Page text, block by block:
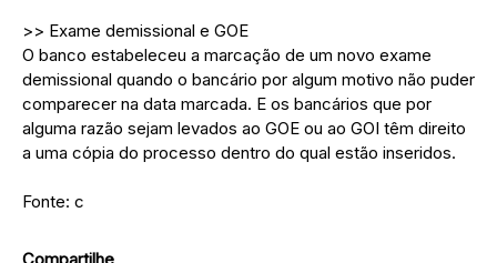
>> Exame demissional e GOE
O banco estabeleceu a marcação de um novo exame
demissional quando o bancário por algum motivo não puder
comparecer na data marcada. E os bancários que por
alguma razão sejam levados ao GOE ou ao GOI têm direito
a uma cópia do processo dentro do qual estão inseridos.
Fonte: c